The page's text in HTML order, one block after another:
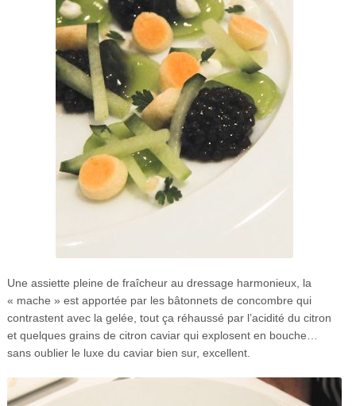
Une assiette pleine de fraîcheur au dressage harmonieux, la
« mache » est apportée par les bâtonnets de concombre qui
contrastent avec la gelée, tout ça réhaussé par l’acidité du citron
et quelques grains de citron caviar qui explosent en bouche…
sans oublier le luxe du caviar bien sur, excellent.